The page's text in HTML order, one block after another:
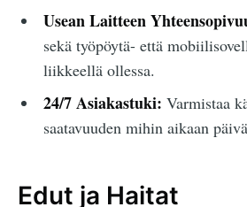
Usean Laitteen
sekä työpöytä- että
liikkeellä ollessa.
24/7 Asiakastuki: Varmistaa
saatavuuden mihin aikaan
Edut ja Haitat